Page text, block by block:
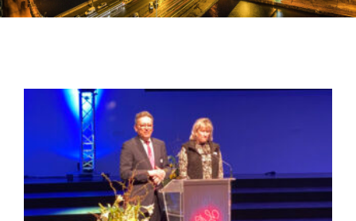
grösseres
Bild